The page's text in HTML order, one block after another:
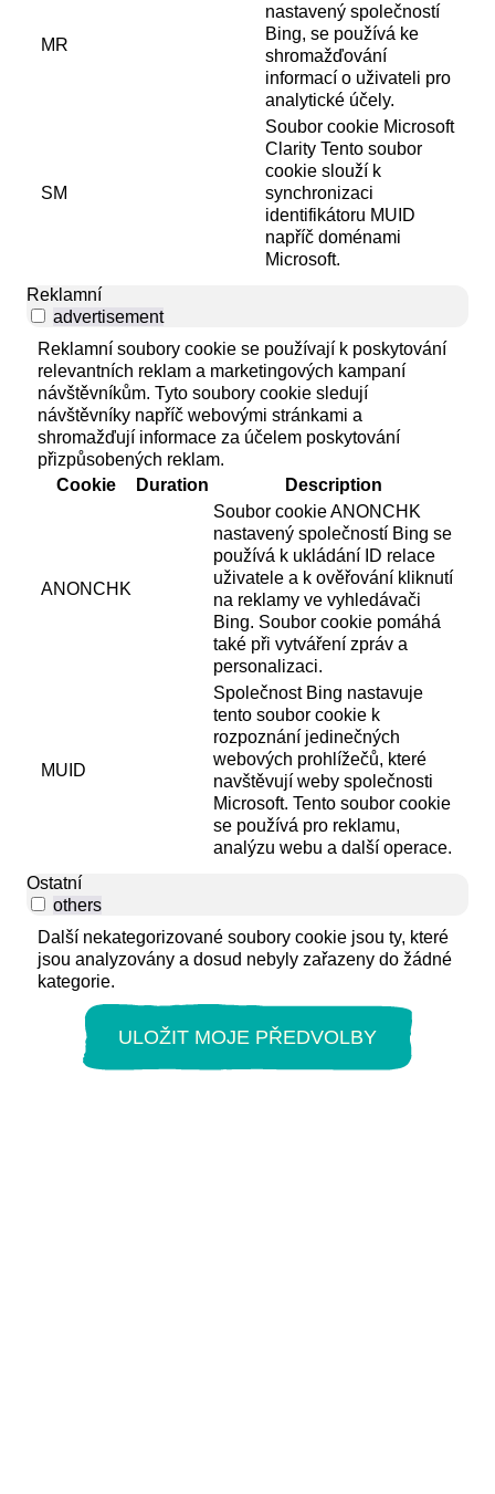
MR
nastavený společností
Bing, se používá ke
shromažďování
informací o uživateli pro
analytické účely.
SM
Soubor cookie Microsoft
Clarity Tento soubor
cookie slouží k
synchronizaci
identifikátoru MUID
napříč doménami
Microsoft.
Reklamní
advertisement
Reklamní soubory cookie se používají k poskytování
relevantních reklam a marketingových kampaní
návštěvníkům. Tyto soubory cookie sledují
návštěvníky napříč webovými stránkami a
shromažďují informace za účelem poskytování
přizpůsobených reklam.
Cookie
Duration Description
ANONCHK
Soubor cookie ANONCHK
nastavený společností Bing se
používá k ukládání ID relace
uživatele a k ověřování kliknutí
na reklamy ve vyhledávači
Bing. Soubor cookie pomáhá
také při vytváření zpráv a
personalizaci.
MUID
Společnost Bing nastavuje
tento soubor cookie k
rozpoznání jedinečných
webových prohlížečů, které
navštěvují weby společnosti
Microsoft. Tento soubor cookie
se používá pro reklamu,
analýzu webu a další operace.
Ostatní
others
Další nekategorizované soubory cookie jsou ty, které
jsou analyzovány a dosud nebyly zařazeny do žádné
kategorie.
ULOŽIT MOJE PŘEDVOLBY